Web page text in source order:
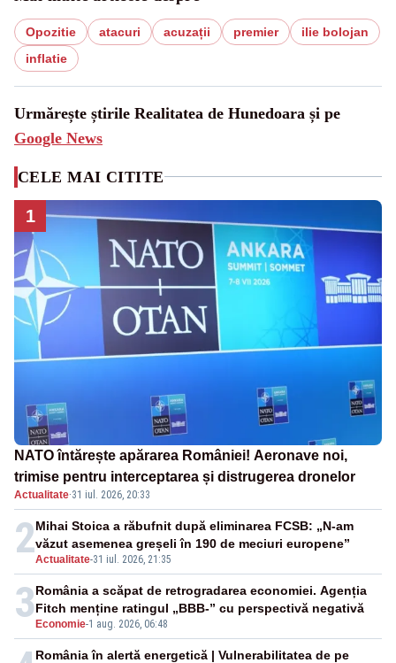
Opozitie atacuri acuzații premier
ilie bolojan
inflatie
Urmărește știrile Realitatea de Hunedoara și pe
Google News
CELE MAI CITITE
1
NATO întărește apărarea României! Aeronave noi,
trimise pentru interceptarea și distrugerea dronelor
Actualitate·31 iul. 2026, 20:33
2Actualitate-31 iul. 2026, 21:35
Mihai Stoica a răbufnit după eliminarea FCSB: „N-am
văzut asemenea greșeli în 190 de meciuri europene”
3 Economie-1 aug. 2026, 06:48
România a scăpat de retrogradarea economiei. Agenția
Fitch menține ratingul „BBB-” cu perspectivă negativă
România în alertă energetică | Vulnerabilitatea de pe